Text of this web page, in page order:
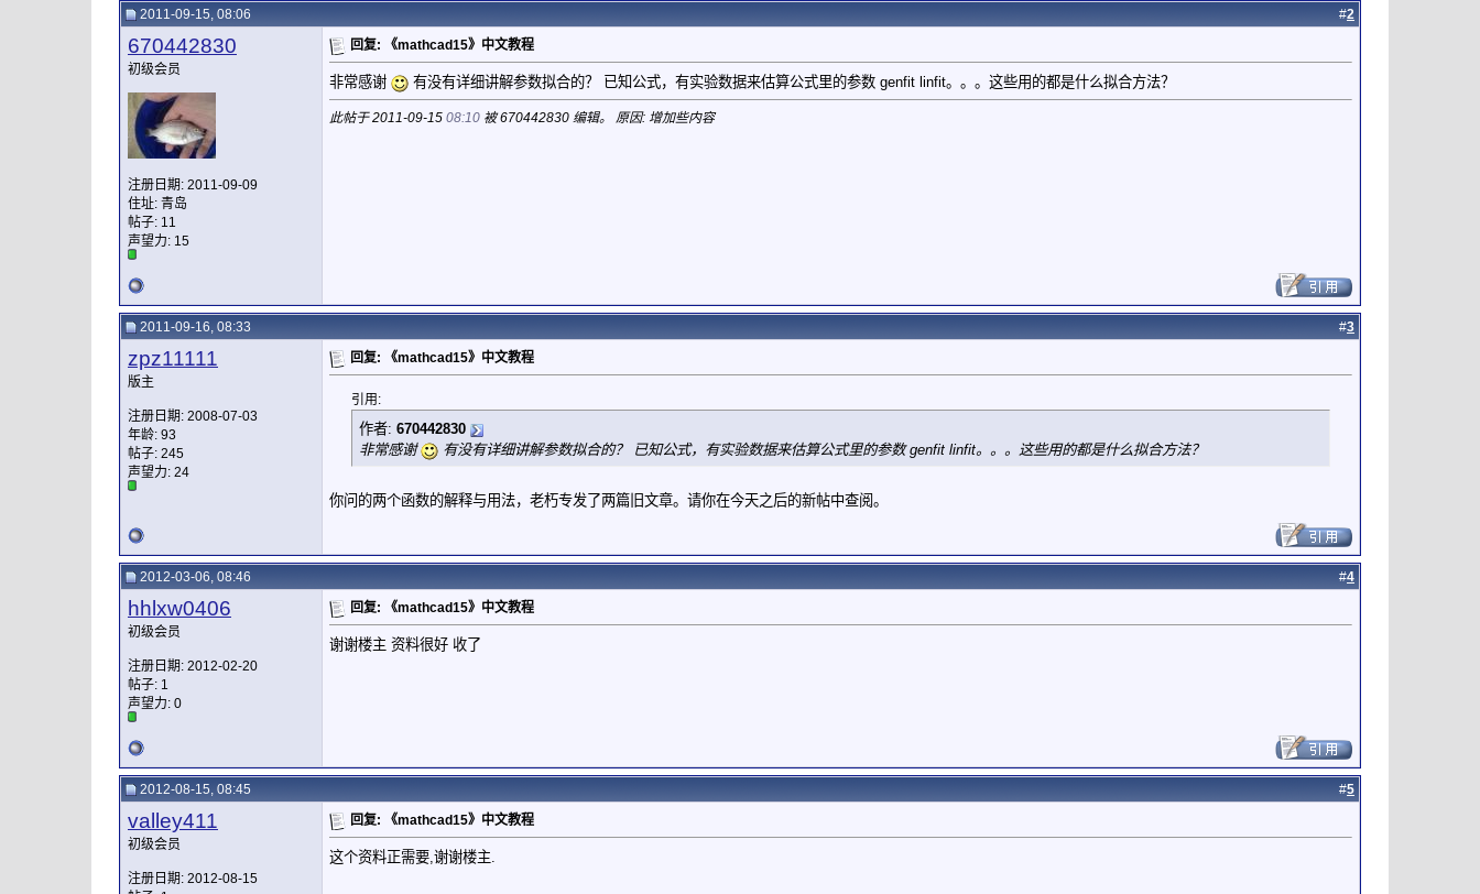
2011-09-15, 08:06 #2
670442830
初级会员
注册日期: 2011-09-09
住址: 青岛
帖子: 11
声望力: 15
回复: 《mathcad15》中文教程
非常感谢 有没有详细讲解参数拟合的？ 已知公式，有实验数据来估算公式里的参数 genfit linfit。。。这些用的都是什么拟合方法？
此帖于 2011-09-15 08:10被 670442830 编辑。 原因: 增加些内容
2011-09-16, 08:33 #3
zpz11111
版主
注册日期: 2008-07-03
年龄: 93
帖子: 245
声望力: 24
回复: 《mathcad15》中文教程
引用:
作者: 670442830
非常感谢
有没有详细讲解参数拟合的？ 已知公式，有实验数据来估算公式里的参数 genfit linfit。。。这些用的都是什么拟合方法？
你问的两个函数的解释与用法，老朽专发了两篇旧文章。请你在今天之后的新帖中查阅。
2012-03-06, 08:46 #4
hhlxw0406
初级会员
注册日期: 2012-02-20
帖子: 1
声望力: 0
回复: 《mathcad15》中文教程
谢谢楼主 资料很好 收了
2012-08-15, 08:45 #5
valley411
初级会员
注册日期: 2012-08-15
回复: 《mathcad15》中文教程
这个资料正需要,谢谢楼主.